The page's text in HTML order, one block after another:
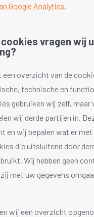
Google Analytics
vragen wij
een overzicht van de
technische en
gebruiken wij zelf, maar
wij derde partijen in.
en wij bepalen wat er
die uitsluitend door
Wij hebben geen
met uw gegevens
wij een overzicht